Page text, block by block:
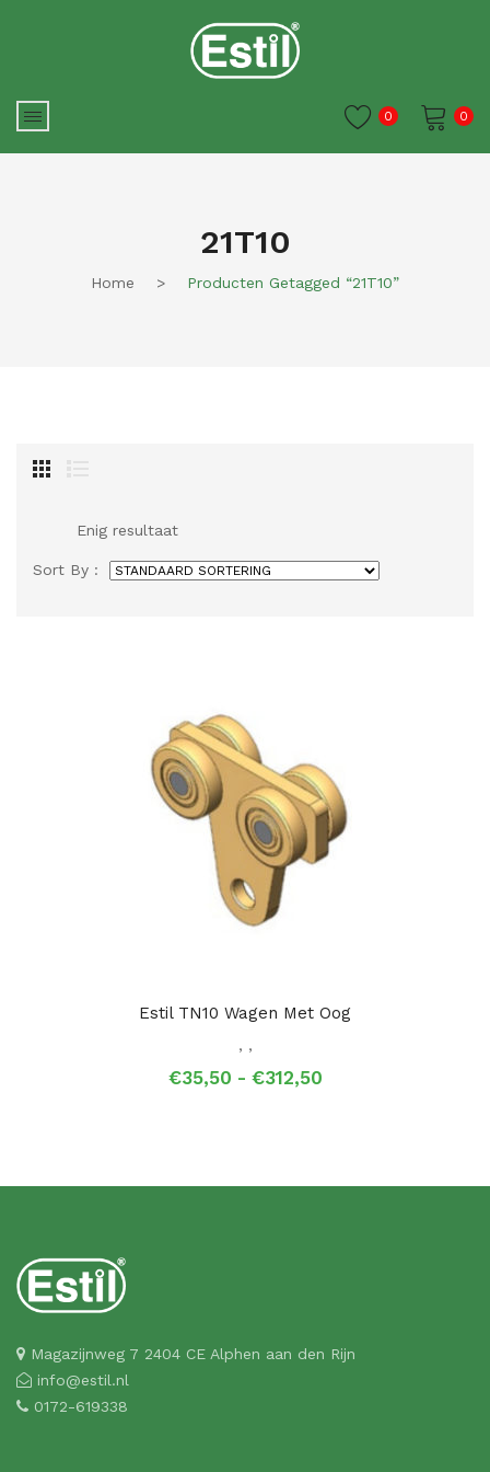
0
0
21T10
Home > Producten Getagged “21T10”
Enig resultaat
Sort By :
Estil TN10 Wagen Met Oog
, ,
€35,50 - €312,50Prijsklasse:
Magazijnweg 7 2404 CE Alphen aan den Rijn
info@estil.nl
0172-619338